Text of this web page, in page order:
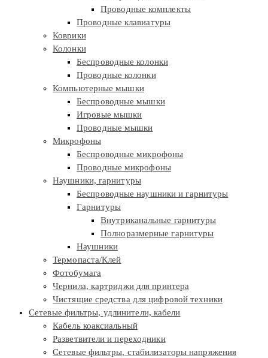
Проводные комплекты
Проводные клавиатуры
Коврики
Колонки
Беспроводные колонки
Проводные колонки
Компьютерные мышки
Беспроводные мышки
Игровые мышки
Проводные мышки
Микрофоны
Беспроводные микрофоны
Проводные микрофоны
Наушники, гарнитуры
Беспроводные наушники и гарнитуры
Гарнитуры
Внутриканальные гарнитуры
Полноразмерные гарнитуры
Наушники
Термопаста/Клей
Фотобумага
Чернила, картриджи для принтера
Чистящие средства для цифровой техники
Сетевые фильтры, удлинители, кабели
Кабель коаксиальный
Разветвители и переходники
Сетевые фильтры, стабилизаторы напряжения